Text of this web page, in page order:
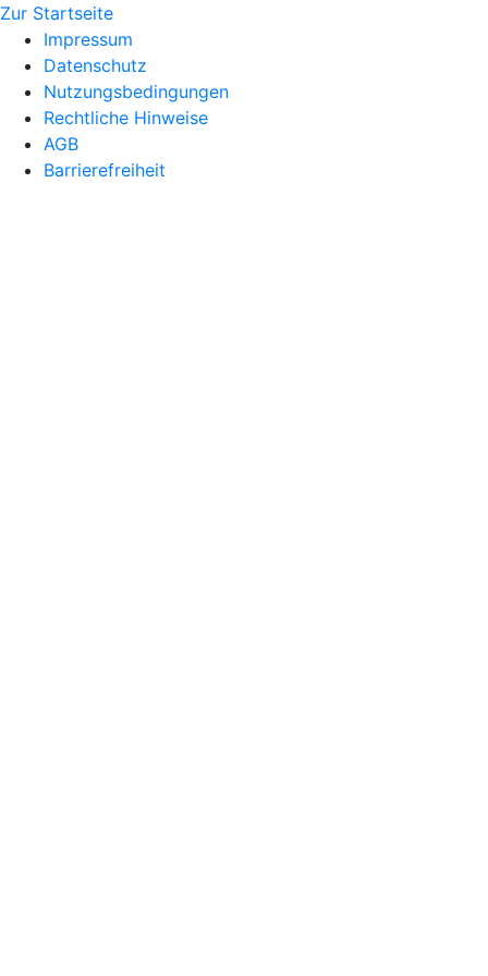
Zur Startseite
Impressum
Datenschutz
Nutzungsbedingungen
Rechtliche Hinweise
AGB
Barrierefreiheit